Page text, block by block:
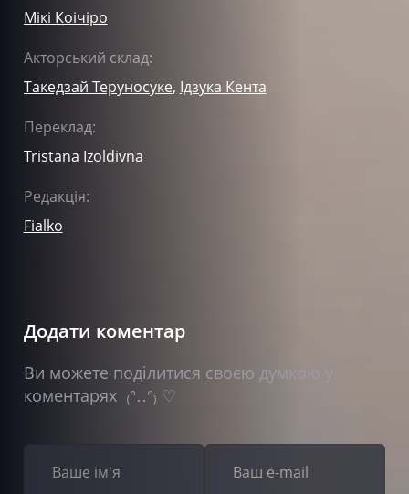
Мікі Коічіро
Акторський склад:
Такедзай Теруносуке, Ідзука Кента
Переклад:
Tristana Izoldivna
Редакція:
Fialko
Додати коментар
Ви можете поділитися своєю думкою у
коментарях ₍ᐢ‥ᐢ₎ ♡